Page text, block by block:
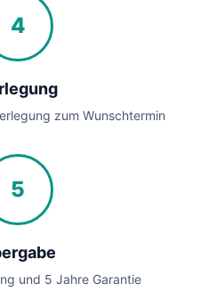
4
zum Wunschtermin
5
und 5 Jahre Garantie